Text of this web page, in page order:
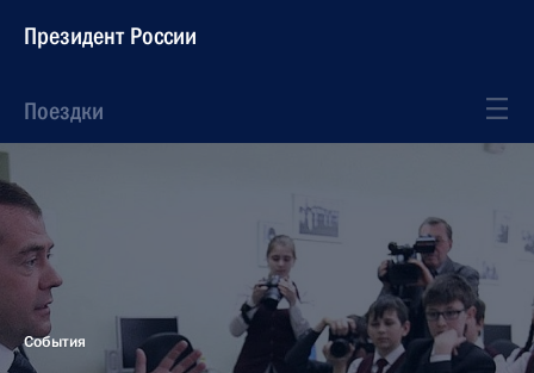
Президент России
Поездки
События